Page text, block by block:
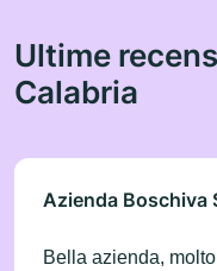
Ultime
Calabria
Azienda Boschiva
Bella azienda,